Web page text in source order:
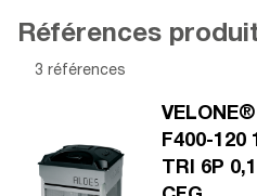
Références
3 références
F400-120
TRI 6P